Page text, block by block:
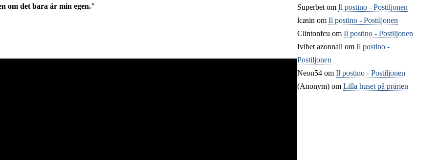
om det bara är min egen."
Superbet om Il postino - Postiljonen
lcasin om Il postino - Postiljonen
Clintonfcu om Il postino - Postiljonen
Ivibet azonnali om Il postino -
Postiljonen
Neon54 om Il postino - Postiljonen
(Anonym) om Lilla huset på prärien